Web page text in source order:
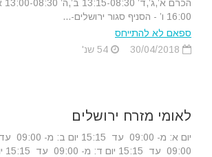
16:00 ו’ - הסניף סגור ירושלים-...
ספאם לא להתייחס
לאומי מזרח ירושלים